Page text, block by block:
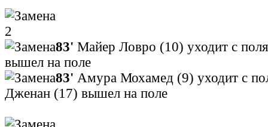
2
83' Майер Ловро (10) уходит с
вышел на поле
83' Амура Мохамед (9) уходит с
Дженан (17) вышел на поле